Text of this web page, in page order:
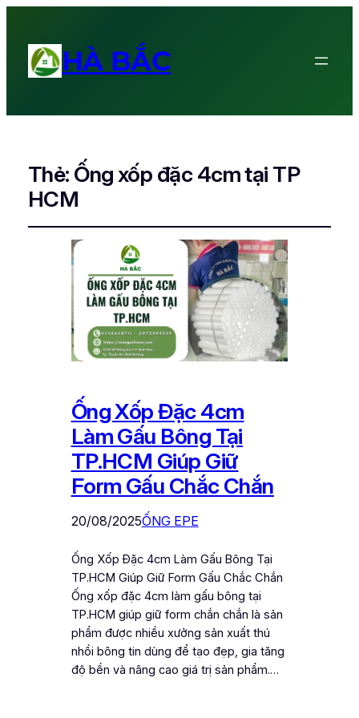
HÀ BẮC
Thẻ: Ống xốp đặc 4cm tại TP
HCM
Ống Xốp Đặc 4cm
Làm Gấu Bông Tại
TP.HCM Giúp Giữ
Form Gấu Chắc Chắn
20/08/2025ỐNG EPE
Ống Xốp Đặc 4cm Làm Gấu Bông Tại
TP.HCM Giúp Giữ Form Gấu Chắc Chắn
Ống xốp đặc 4cm làm gấu bông tại
TP.HCM giúp giữ form chắn chắn là sản
phẩm được nhiều xưởng sản xuất thú
nhồi bông tin dùng để tạo đẹp, gia tăng
độ bền và nâng cao giá trị sản phẩm.…